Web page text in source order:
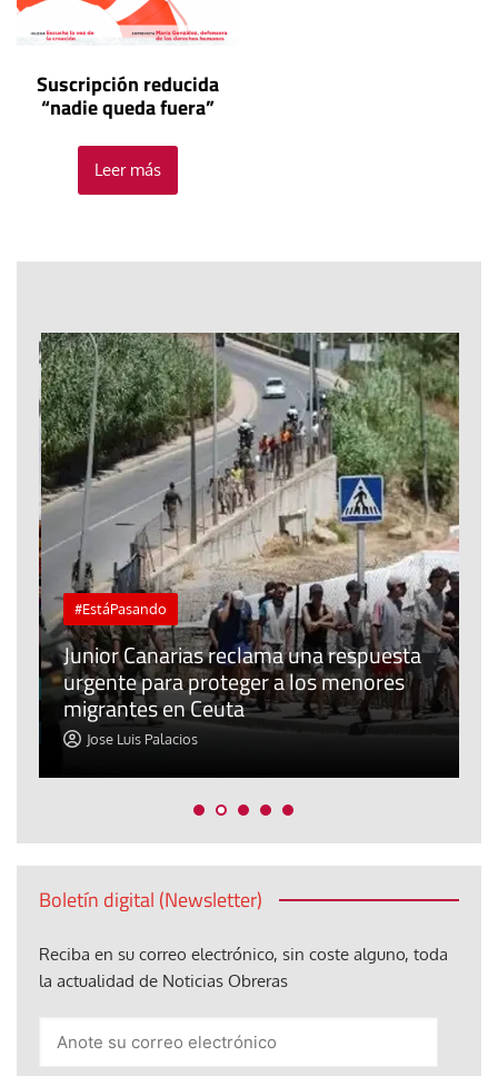
Suscripción reducida
“nadie queda fuera”
Leer más
#EstáPasando
Junior Canarias reclama una respuesta
urgente para proteger a los menores
migrantes en Ceuta
Jose Luis Palacios
Boletín digital (Newsletter)
Reciba en su correo electrónico, sin coste alguno, toda
la actualidad de Noticias Obreras